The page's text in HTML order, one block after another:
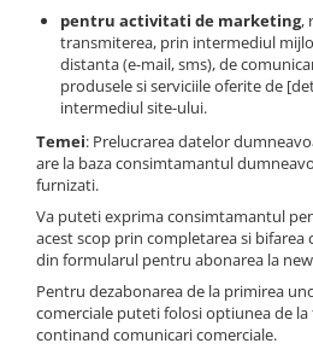
Senzori suprasarcina
Senzori proximitate
Senzori de viteza
Senzori stabilizare
Senzori de viraj
Senzori de inclinatie
Senzor temperatura apa
Burduf pentru intrerupator
Contact 2 pozitii
Contact 3 pozitii
Piese Dynapack
Piese Compair
Piese Cesab
Piese Case Construction
Piese Case Poclain
Piese Bomag
Piese Bobard
Piese Barthoud
Piese Baretta
pentru activitati de marketing,
transmiterea, prin intermediul
distanta (e-mail, sms), de
produsele si serviciile oferite de
intermediul site-ului.
Temei: Prelucrarea datelor
are la baza consimtamantul
furnizati.
Va puteti exprima consimtamantul
acest scop prin completarea si bifarea
din formularul pentru abonarea la
Pentru dezabonarea de la primirea
comerciale puteti folosi optiunea de
continand comunicari comerciale.